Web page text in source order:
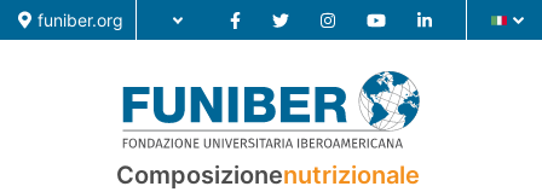
funiber.org
Composizione nutrizionale
Composizionenutrizionale